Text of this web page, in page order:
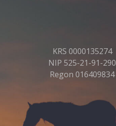
KRS 0000135274
NIP 525-21-91-290
Regon 016409834